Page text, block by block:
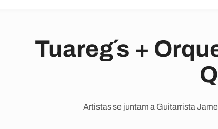
Tuareg´s +
Artistas se juntam a Guitarrista